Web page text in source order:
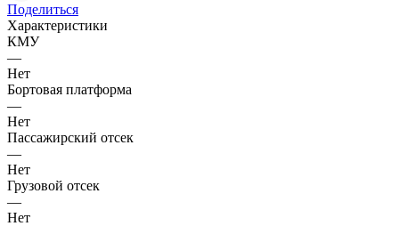
Поделиться
Характеристики
КМУ
—
Нет
Бортовая платформа
—
Нет
Пассажирский отсек
—
Нет
Грузовой отсек
—
Нет